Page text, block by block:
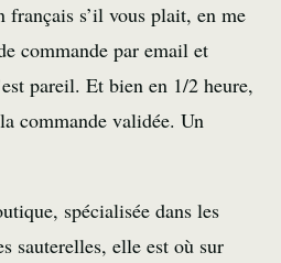
français s’il vous plait, en me
commande par email et
pareil. Et bien en 1/2 heure,
commande validée. Un
spécialisée dans les
sauterelles, elle est où sur